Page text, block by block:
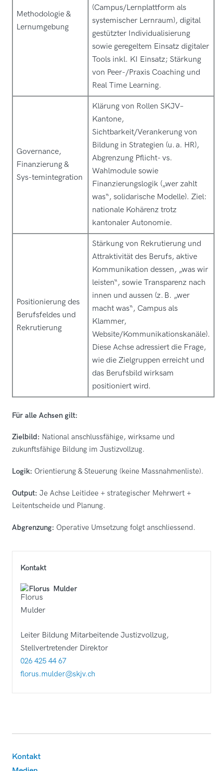
Methodologie &
Lernumgebung
(Campus/Lernplattform als
systemischer Lernraum), digital
gestützter Individualisierung
sowie geregeltem Einsatz digitaler
Tools inkl. KI Einsatz; Stärkung
von Peer-/Praxis Coaching und
Real Time Learning.
Governance,
Finanzierung &
Sys-temintegration
Klärung von Rollen SKJV–
Kantone,
Sichtbarkeit/Verankerung von
Bildung in Strategien (u. a. HR),
Abgrenzung Pflicht- vs.
Wahlmodule sowie
Finanzierungslogik („wer zahlt
was“, solidarische Modelle). Ziel:
nationale Kohärenz trotz
kantonaler Autonomie.
Positionierung des
Berufsfeldes und
Rekrutierung
Stärkung von Rekrutierung und
Attraktivität des Berufs, aktive
Kommunikation dessen, „was wir
leisten“, sowie Transparenz nach
innen und aussen (z. B. „wer
macht was“, Campus als
Klammer,
Website/Kommunikationskanäle).
Diese Achse adressiert die Frage,
wie die Zielgruppen erreicht und
das Berufsbild wirksam
positioniert wird.
Für alle Achsen gilt:
Zielbild: National anschlussfähige, wirksame und
zukunftsfähige Bildung im Justizvollzug.
Logik: Orientierung & Steuerung (keine Massnahmenliste).
Output: Je Achse Leitidee + strategischer Mehrwert +
Leitentscheide und Planung.
Abgrenzung: Operative Umsetzung folgt anschliessend.
Kontakt
Florus Mulder
Leiter Bildung Mitarbeitende Justizvollzug,
Stellvertretender Direktor
026 425 44 67
florus.mulder@skjv.ch
Footer
Kontakt